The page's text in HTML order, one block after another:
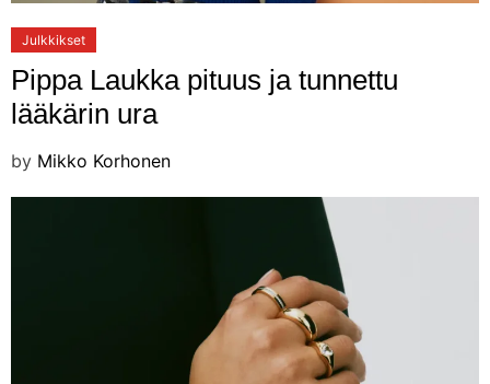
Julkkikset
Pippa Laukka pituus ja tunnettu
lääkärin ura
by Mikko Korhonen